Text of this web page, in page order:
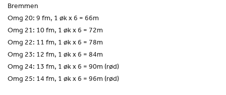
Bremmen
Omg 20: 9 fm, 1 øk x 6 = 66m
Omg 21: 10 fm, 1 øk x 6 = 72m
Omg 22: 11 fm, 1 øk x 6 = 78m
Omg 23: 12 fm, 1 øk x 6 = 84m
Omg 24: 13 fm, 1 øk x 6 = 90m (rød)
Omg 25: 14 fm, 1 øk x 6 = 96m (rød)